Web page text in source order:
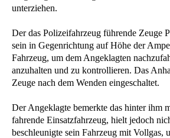
unterziehen.
Der das Polizeifahrzeug führende Zeuge
sein in Gegenrichtung auf Höhe der
Fahrzeug, um dem Angeklagten
anzuhalten und zu kontrollieren. Das
Zeuge nach dem Wenden eingeschaltet.
Der Angeklagte bemerkte das hinter ihm
fahrende Einsatzfahrzeug, hielt jedoch
beschleunigte sein Fahrzeug mit Vollgas,